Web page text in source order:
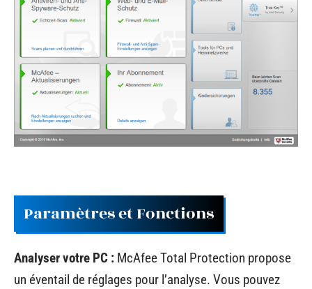
Paramètres et Fonctions
Analyser votre PC : McAfee Total Protection propose
un éventail de réglages pour l’analyse. Vous pouvez